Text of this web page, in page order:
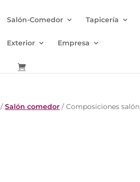
Salón-Comedor Tapicería
Exterior Empresa
/Salón comedor / Composiciones salón